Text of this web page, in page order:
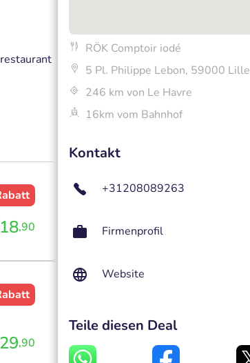
,90
,90
RÖK Comptoir iodé
5 Pl. Philippe Lebon, 59000 Lille
246 km von Le Havre
16km vom Bahnhof
Kontakt
+31208089263
Firmenprofil
Website
Teile diesen Deal